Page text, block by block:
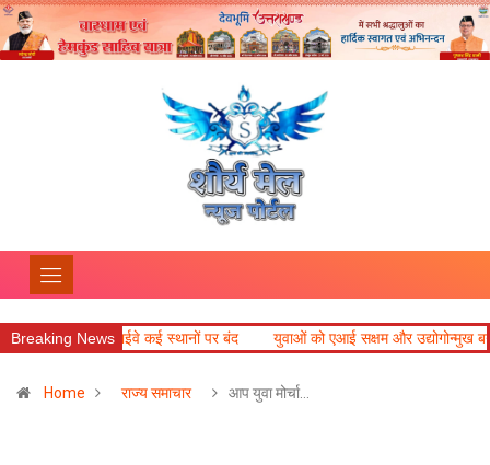
Breaking News
हाईवे कई स्थानों पर बंद युवाओं को एआई सक्षम और उद्योगोन्मुख बनाएं
Home राज्य समाचार आप युवा मोर्चा…